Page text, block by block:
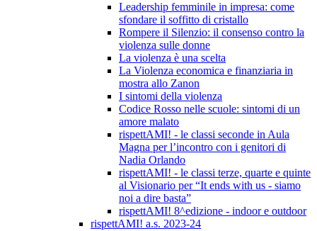
Leadership femminile in impresa: come
sfondare il soffitto di cristallo
Rompere il Silenzio: il consenso contro la
violenza sulle donne
La violenza è una scelta
La Violenza economica e finanziaria in
mostra allo Zanon
I sintomi della violenza
Codice Rosso nelle scuole: sintomi di un
amore malato
rispettAMI! - le classi seconde in Aula
Magna per l’incontro con i genitori di
Nadia Orlando
rispettAMI! - le classi terze, quarte e quinte
al Visionario per “It ends with us - siamo
noi a dire basta”
rispettAMI! 8^edizione - indoor e outdoor
rispettAMI! a.s. 2023-24